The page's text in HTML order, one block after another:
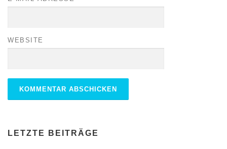
WEBSITE
LETZTE BEITRÄGE